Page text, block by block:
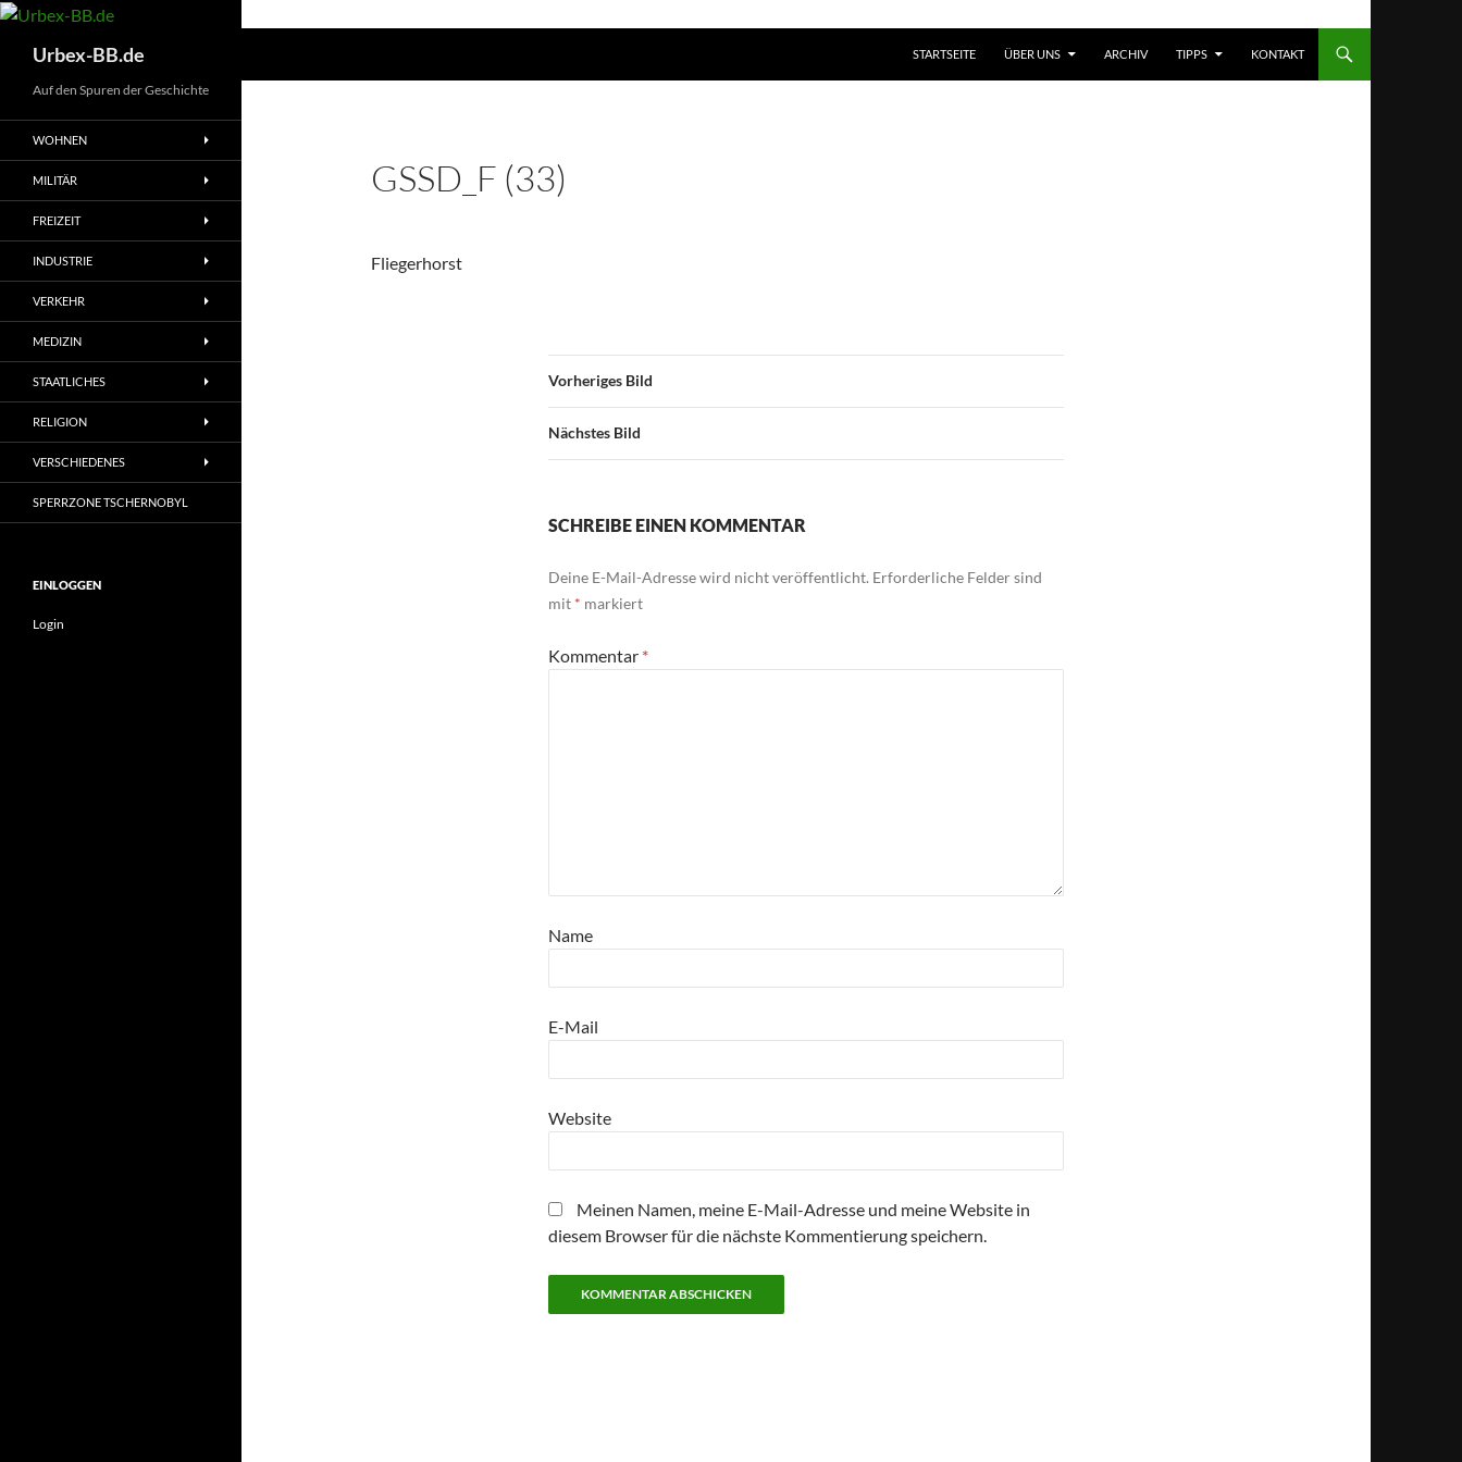
Urbex-BB.de
STARTSEITE
ÜBER UNS ARCHIV TIPPS KONTAKT
GSSD_F (33)
Fliegerhorst
Vorheriges Bild
Nächstes Bild
SCHREIBE EINEN KOMMENTAR
Deine E-Mail-Adresse wird nicht veröffentlicht. Erforderliche Felder sind
mit * markiert
Kommentar *
Name
E-Mail
Website
Meinen Namen, meine E-Mail-Adresse und meine Website in
diesem Browser für die nächste Kommentierung speichern.
Auf den Spuren der Geschichte
WOHNEN
MILITÄR
FREIZEIT
INDUSTRIE
VERKEHR
MEDIZIN
STAATLICHES
RELIGION
VERSCHIEDENES
SPERRZONE TSCHERNOBYL
EINLOGGEN
Login